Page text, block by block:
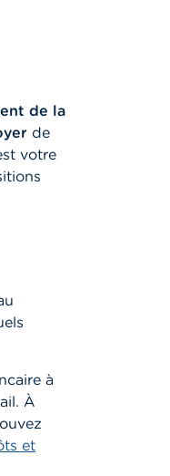
de la
de
votre
à
À
et